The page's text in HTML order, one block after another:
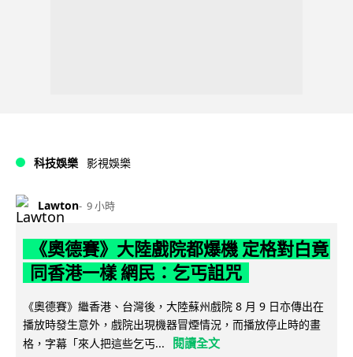
科技娛樂 影視娛樂
Lawton 9 小時
《奧德賽》大陸戲院都爆機 定格對白竟
同香港一樣 網民：乞丐詛咒
《奧德賽》繼香港、台灣後，大陸蘇州戲院 8 月 9 日亦傳出在
播放時發生意外，戲院出現機器冒煙情況，而播放停止時的畫
格，字幕「來人把這些乞丐...
閱讀全文